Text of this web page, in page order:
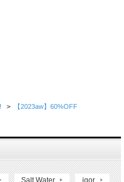
> 【2023aw】60%OFF
Salt Water igor